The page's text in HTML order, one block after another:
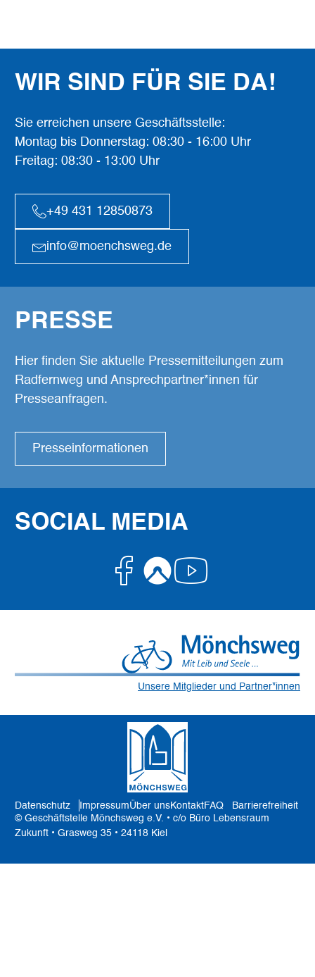
WIR SIND FÜR SIE DA!
Sie erreichen unsere Geschäftsstelle:
Montag bis Donnerstag: 08:30 - 16:00 Uhr
Freitag: 08:30 - 13:00 Uhr
+49 431 12850873
info@moenchsweg.de
PRESSE
Hier finden Sie aktuelle Pressemitteilungen zum
Radfernweg und Ansprechpartner*innen für
Presseanfragen.
Presseinformationen
SOCIAL MEDIA
Facebook
Komoot
Youtube
Unsere Mitglieder und Partner*innen
Datenschutz ImpressumÜber unsKontaktFAQ
Barrierefreiheit
© Geschäftstelle Mönchsweg e.V. • c/o Büro Lebensraum
Zukunft • Grasweg 35 • 24118 Kiel